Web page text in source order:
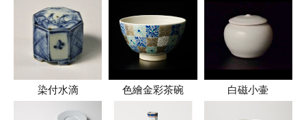
染付水滴 色繪金彩茶碗 白磁小壷